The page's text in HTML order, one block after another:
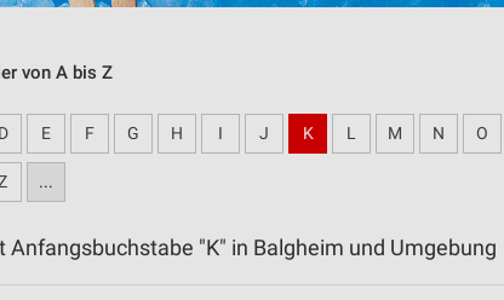
von A bis Z
D E F G H I J K L M N O
...
Anfangsbuchstabe "K" in Balgheim und Umgebung